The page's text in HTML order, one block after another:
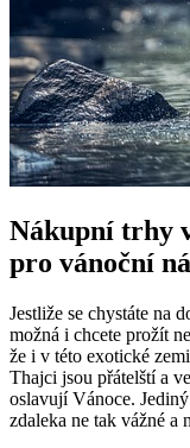
Nákupní trhy
pro vánoční
Jestliže se chystáte na
možná i chcete prožít
že i v této exotické
Thajci jsou přátelští a
oslavují Vánoce.
zdaleka ne tak vážné a